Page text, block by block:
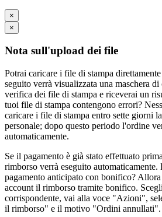
×
×
Nota sull'upload dei file
Potrai caricare i file di stampa
seguito verrà visualizzata una maschera
verifica dei file di stampa e riceverai un
tuoi file di stampa contengono errori?
caricare i file di stampa entro sette giorni
personale; dopo questo periodo l'ordine
automaticamente.
Se il pagamento è già stato effettuato
rimborso verrà eseguito automaticamente.
pagamento anticipato con bonifico?
account il rimborso tramite bonifico.
corrispondente, vai alla voce "Azioni",
il rimborso" e il motivo "Ordini annullati".